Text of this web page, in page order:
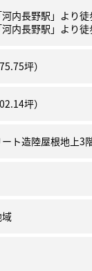
内長野駅」より
内長野駅」より
坪）
坪）
ト造陸屋根地上3